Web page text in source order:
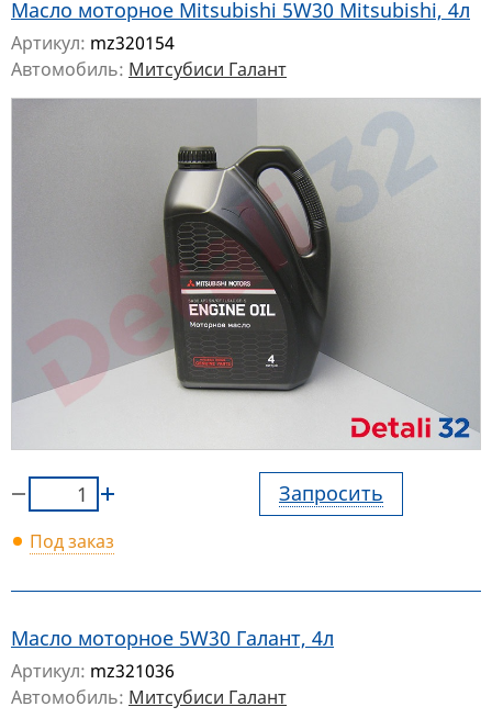
Масло моторное Mitsubishi 5W30 Mitsubishi, 4л
Артикул: mz320154
Автомобиль: Митсубиси Галант
Запросить
Под заказ
Масло моторное 5W30 Галант, 4л
Артикул: mz321036
Автомобиль: Митсубиси Галант